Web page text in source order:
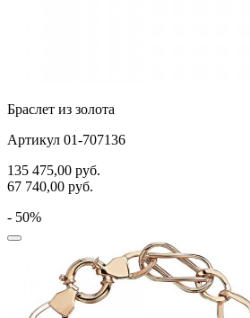
Браслет из золота
Артикул 01-707136
135 475,00 руб.
67 740,00 руб.
- 50%